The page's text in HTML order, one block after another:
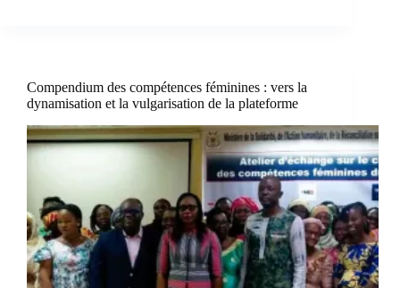
Compendium des compétences féminines : vers la
dynamisation et la vulgarisation de la plateforme